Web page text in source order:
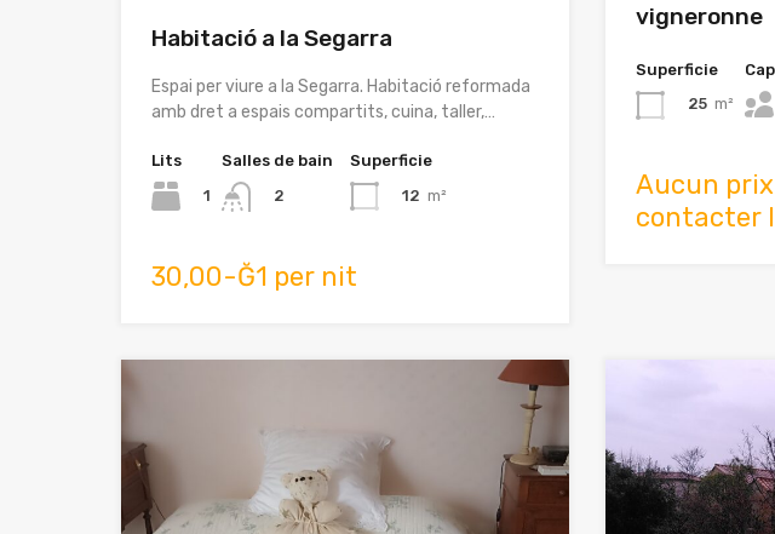
Habitació a la Segarra
Espai per viure a la Segarra. Habitació reformada
amb dret a espais compartits, cuina, taller,…
Lits
1
Salles de bain
2
Superficie
12 m²
30,00-Ğ1 per nit
vigneronne
Superficie
25 m²
Aucun
contacter